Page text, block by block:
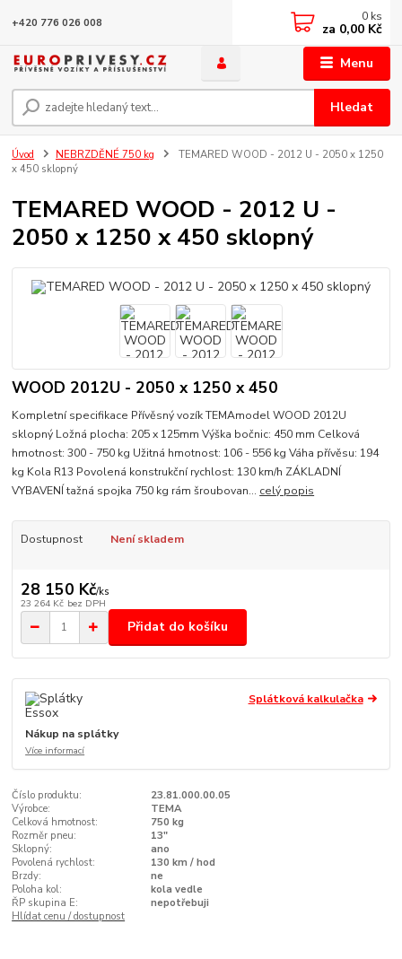
Menu
Hledat
+420 776 026 008 0 ks
za 0,00 Kč
Úvod NEBRZDĚNÉ 750 kg
TEMARED WOOD - 2012 U - 2050 x 1250
x 450 sklopný
TEMARED WOOD - 2012 U -
2050 x 1250 x 450 sklopný
WOOD 2012U - 2050 x 1250 x 450
Kompletní specifikace Přívěsný vozík TEMAmodel WOOD 2012U
sklopný Ložná plocha: 205 x 125mm Výška bočnic: 450 mm Celková
hmotnost: 300 - 750 kg Užitná hmotnost: 106 - 556 kg Váha přívěsu: 194
kg Kola R13 Povolená konstrukční rychlost: 130 km/h ZÁKLADNÍ
VYBAVENÍ tažná spojka 750 kg rám šroubovan... celý popis
Dostupnost Není skladem
28 150 Kč/ks
23 264 Kč bez DPH
Přidat do košíku
Splátková kalkulačka
Nákup na splátky
Více informací
Číslo produktu:
23.81.000.00.05
Výrobce:
TEMA
Celková hmotnost:
750 kg
Rozměr pneu:
13"
Sklopný:
ano
Povolená rychlost:
130 km / hod
Brzdy:
ne
Poloha kol:
kola vedle
ŘP skupina E:
nepotřebuji
Hlídat cenu / dostupnost